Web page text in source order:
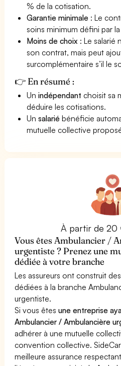
% de la cotisation.
Garantie minimale : Le
soins minimum défini par
Moins de choix : Le salarié
son contrat, mais peut
surcomplémentaire s’il le
👉 En résumé :
Unindépendant choisit sa
déduire les cotisations.
Unsalarié bénéficie
mutuelle collective
À partir de 20
Vous êtes Ambulancier /
urgentiste ? Prenez une
dédiée à votre branche
Les assureurs ont construit
dédiées à la branche
urgentiste.
Si vous êtesune entreprise
Ambulancier / Ambulancière
adhérer à une mutuelle
convention collective.
meilleure assurance